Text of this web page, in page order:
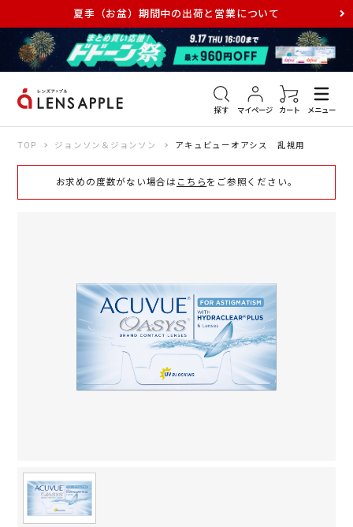
夏季（お盆）期間中の出荷と営業について
探す マイページ カート メニュー
アキュビュー メダリスト メガネ
TOP ジョンソン＆ジョンソン アキュビューオアシス 乱視用
お求めの度数がない場合は こちら をご参照ください。